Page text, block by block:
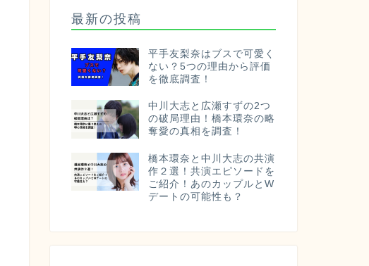
最新の投稿
平手友梨奈はブスで可愛く
ない？5つの理由から評価
を徹底調査！
中川大志と広瀬すずの2つ
の破局理由！橋本環奈の略
奪愛の真相を調査！
橋本環奈と中川大志の共演
作２選！共演エピソードを
ご紹介！あのカップルとW
デートの可能性も？